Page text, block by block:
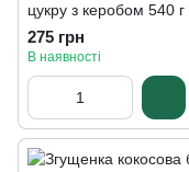
цукру з керобом 540 г
275 грн
В наявності